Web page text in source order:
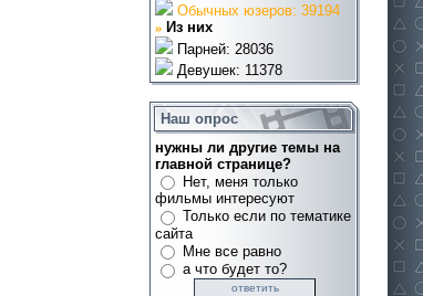
Обычных юзеров: 39194
» Из них
Парней: 28036
Девушек: 11378
Наш опрос
нужны ли другие темы на
главной странице?
Нет, меня только
фильмы интересуют
Только если по тематике
сайта
Мне все равно
а что будет то?